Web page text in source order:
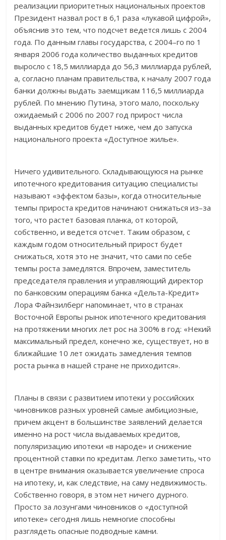
реализации приоритетных национальных проектов
Президент назвал рост в 6,1 раза «лукавой цифрой»,
объяснив это тем, что подсчет ведется лишь с 2004
года. По данным главы государства, с 2004–го по 1
января 2006 года количество выданных кредитов
выросло с 18,5 миллиарда до 56,3 миллиарда рублей,
а, согласно планам правительства, к началу 2007 года
банки должны выдать заемщикам 116,5 миллиарда
рублей. По мнению Путина, этого мало, поскольку
ожидаемый с 2006 по 2007 год прирост числа
выданных кредитов будет ниже, чем до запуска
национального проекта «Доступное жилье».
Ничего удивительного. Складывающуюся на рынке
ипотечного кредитования ситуацию специалисты
называют «эффектом базы», когда относительные
темпы прироста кредитов начинают снижаться из–за
того, что растет базовая планка, от которой,
собственно, и ведется отсчет. Таким образом, с
каждым годом относительный прирост будет
снижаться, хотя это не значит, что сами по себе
темпы роста замедлятся. Впрочем, заместитель
председателя правления и управляющий директор
по банковским операциям банка «Дельта-Кредит»
Лора Файнзилберг напоминает, что в странах
Восточной Европы рынок ипотечного кредитования
на протяжении многих лет рос на 300% в год: «Некий
максимальный предел, конечно же, существует, но в
ближайшие 10 лет ожидать замедления темпов
роста рынка в нашей стране не приходится».
Планы в связи с развитием ипотеки у российских
чиновников разных уровней самые амбициозные,
причем акцент в большинстве заявлений делается
именно на рост числа выдаваемых кредитов,
популяризацию ипотеки «в народе» и снижение
процентной ставки по кредитам. Легко заметить, что
в центре внимания оказывается увеличение спроса
на ипотеку, и, как следствие, на саму недвижимость.
Собственно говоря, в этом нет ничего дурного.
Просто за лозунгами чиновников о «доступной
ипотеке» сегодня лишь немногие способны
разглядеть опасные подводные камни.